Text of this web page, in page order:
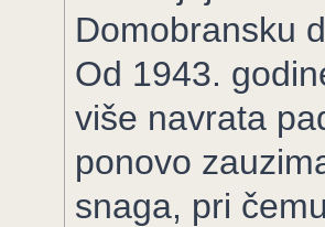
Domobransku
Od 1943.
više navrata
ponovo
snaga, pri